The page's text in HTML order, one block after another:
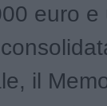
euro e
il